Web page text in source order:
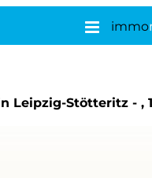
immo
Leipzig-Stötteritz - ,